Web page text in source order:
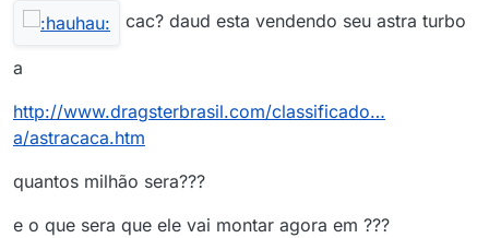
cac? daud esta vendendo seu astra turbo
a
http://www.dragsterbrasil.com/classificado…
a/astracaca.htm
quantos milhão sera???
e o que sera que ele vai montar agora em ???